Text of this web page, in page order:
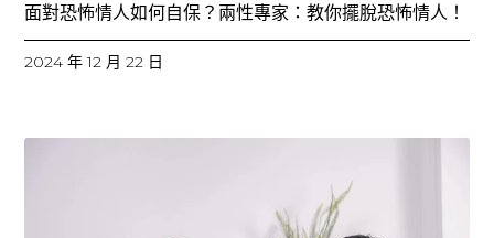
面對恐怖情人如何自保？兩性專家：教你擺脫恐怖情人！
2024 年 12 月 22 日